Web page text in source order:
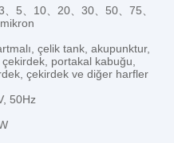
、5、10、20、30、50、75、
çelik tank, akupunktur,
çekirdek, portakal kabuğu,
çekirdek ve diğer harfler
50Hz